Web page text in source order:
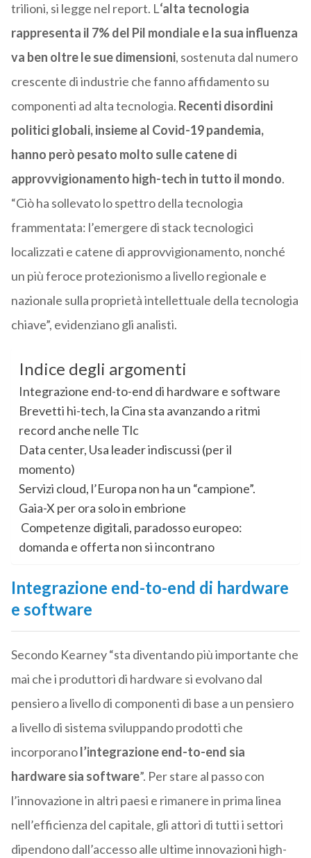
trilioni, si legge nel report. L‘alta tecnologia
rappresenta il 7% del Pil mondiale e la sua influenza
va ben oltre le sue dimensioni, sostenuta dal numero
crescente di industrie che fanno affidamento su
componenti ad alta tecnologia. Recenti disordini
politici globali, insieme al Covid-19 pandemia,
hanno però pesato molto sulle catene di
approvvigionamento high-tech in tutto il mondo.
“Ciò ha sollevato lo spettro della tecnologia
frammentata: l’emergere di stack tecnologici
localizzati e catene di approvvigionamento, nonché
un più feroce protezionismo a livello regionale e
nazionale sulla proprietà intellettuale della tecnologia
chiave”, evidenziano gli analisti.
Indice degli argomenti
Integrazione end-to-end di hardware e software
Brevetti hi-tech, la Cina sta avanzando a ritmi
record anche nelle Tlc
Data center, Usa leader indiscussi (per il
momento)
Servizi cloud, l’Europa non ha un “campione”.
Gaia-X per ora solo in embrione
Competenze digitali, paradosso europeo:
domanda e offerta non si incontrano
Integrazione end-to-end di hardware
e software
Secondo Kearney “sta diventando più importante che
mai che i produttori di hardware si evolvano dal
pensiero a livello di componenti di base a un pensiero
a livello di sistema sviluppando prodotti che
incorporanol’integrazione end-to-end sia
hardware sia software”. Per stare al passo con
l’innovazione in altri paesi e rimanere in prima linea
nell’efficienza del capitale, gli attori di tutti i settori
dipendono dall’accesso alle ultime innovazioni high-